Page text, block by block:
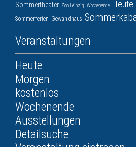
Sommertheater Zoo Leipzig Wochenende Heute
Sommerferien Gewandhaus
Veranstaltungen
Heute
Morgen
kostenlos
Wochenende
Ausstellungen
Detailsuche